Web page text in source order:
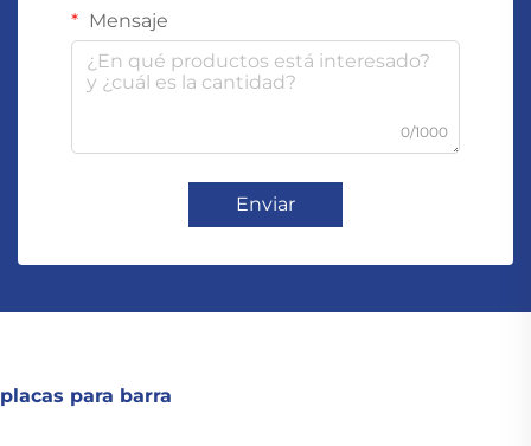
Mensaje
0/1000
Enviar
placas para barra